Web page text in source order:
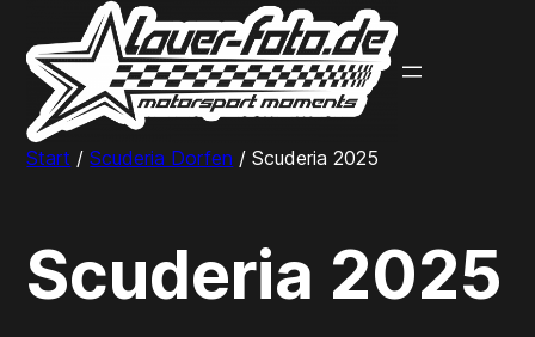
Inhalt
springen
Start /Scuderia Dorfen / Scuderia 2025
Scuderia 2025